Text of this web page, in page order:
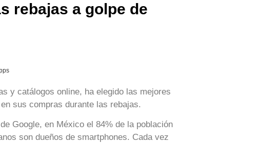
rebajas a golpe de
y catálogos online, ha elegido las mejores
sus compras durante las rebajas.
Google, en México el 84% de la población
son dueños de smartphones. Cada vez